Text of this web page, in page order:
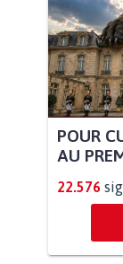
POUR
AU
22.576